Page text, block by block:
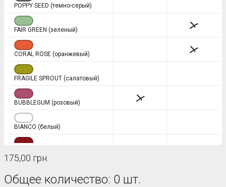
POPPY SEED (темно-серый)
FAIR GREEN (зеленый)
CORAL ROSE (оранжевый)
FRAGILE SPROUT (салатовый)
BUBBLEGUM (розовый)
BIANCO (белый)
OLIVE BRANCH (оливковый)
175,00 грн.
Общее количество: 0 шт.